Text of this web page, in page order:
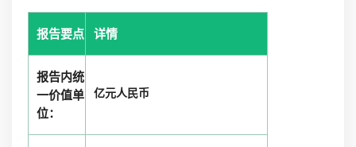
报告要点 详情
报告内统
一价值单
位：
亿元人民币